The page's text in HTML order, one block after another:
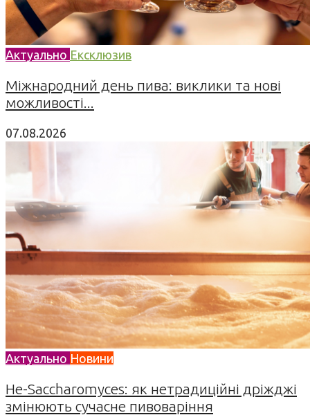
Актуально Ексклюзив
Міжнародний день пива: виклики та нові
можливості...
07.08.2026
Актуально Новини
Не-Saccharomyces: як нетрадиційні дріжджі
змінюють сучасне пивоваріння